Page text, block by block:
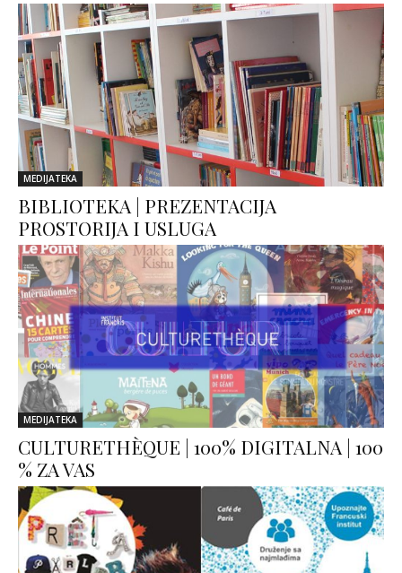
MEDIJATEKA
BIBLIOTEKA | PREZENTACIJA
PROSTORIJA I USLUGA
MEDIJATEKA
CULTURETHÈQUE | 100% DIGITALNA | 100
% ZA VAS